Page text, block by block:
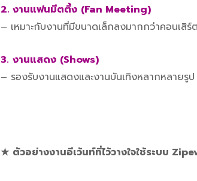
2. งานแฟนมีตติ้ง (Fan Meeting)
– เหมาะกับงานที่มีขนาดเล็กลงมากกว่าคอนเสิ
3. งานแสดง (Shows)
– รองรับงานแสดงและงานบันเทิงหลากหลายรู
★ ตัวอย่างงานอีเว้นท์ที่ไว้วางใจใช้ระบบ